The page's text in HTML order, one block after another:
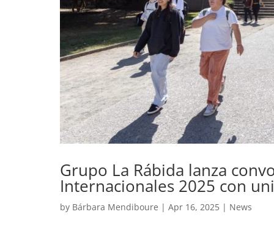
Grupo La Rábida lanza
Internacionales 2025 con
by Bárbara Mendiboure | Apr 16, 2025 | News